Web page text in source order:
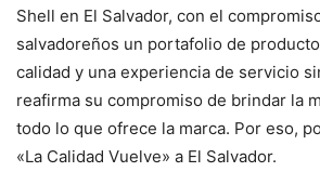
Shell en El Salvador, con el
salvadoreños un portafolio de
calidad y una experiencia de servicio
reafirma su compromiso de brindar la
todo lo que ofrece la marca. Por eso,
«La Calidad Vuelve» a El Salvador.